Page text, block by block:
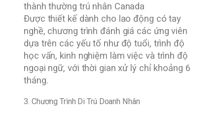
thành thường trú nhân Canada
Được thiết kế dành cho lao động có tay
nghề, chương trình đánh giá các ứng viên
dựa trên các yếu tố như độ tuổi, trình độ
học vấn, kinh nghiệm làm việc và trình độ
ngoại ngữ, với thời gian xử lý chỉ khoảng 6
tháng.
3. Chương Trình Di Trú Doanh Nhân